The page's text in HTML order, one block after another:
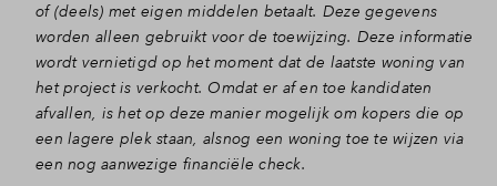
of (deels) met eigen middelen betaalt. Deze gegevens
worden alleen gebruikt voor de toewijzing. Deze informatie
wordt vernietigd op het moment dat de laatste woning van
het project is verkocht. Omdat er af en toe kandidaten
afvallen, is het op deze manier mogelijk om kopers die op
een lagere plek staan, alsnog een woning toe te wijzen via
een nog aanwezige financiële check.